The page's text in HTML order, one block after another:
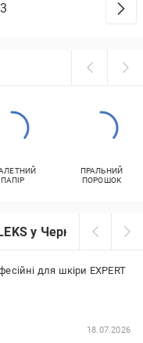
3
ПАПІР
ПРАЛЬНИЙ
ПОРОШОК
у Чернігові
для шкіри EXPERT
18.07.2026